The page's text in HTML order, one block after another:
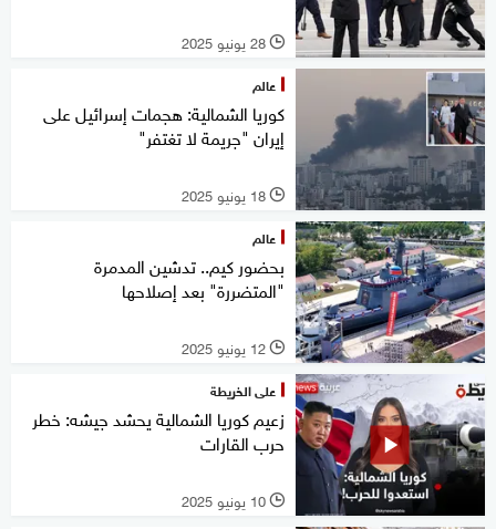
l 28 يونيو 2025
عالم
كوريا الشمالية: هجمات إسرائيل على
إيران "جريمة لا تغتفر"
l 18 يونيو 2025
عالم
بحضور كيم.. تدشين المدمرة
"المتضررة" بعد إصلاحها
l 12 يونيو 2025
على الخريطة
زعيم كوريا الشمالية يحشد جيشه: خطر
حرب القارات
l 10 يونيو 2025